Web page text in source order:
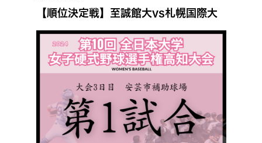
【順位決定戦】至誠館大vs札幌国際大